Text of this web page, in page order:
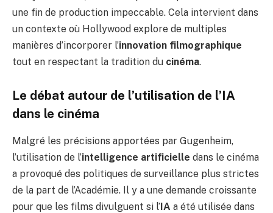
une fin de production impeccable. Cela intervient dans
un contexte où Hollywood explore de multiples
manières d’incorporer l’innovation filmographique
tout en respectant la tradition du cinéma.
Le débat autour de l’utilisation de l’IA
dans le cinéma
Malgré les précisions apportées par Gugenheim,
l’utilisation de l’intelligence artificielle dans le cinéma
a provoqué des politiques de surveillance plus strictes
de la part de l’Académie. Il y a une demande croissante
pour que les films divulguent si l’IA a été utilisée dans